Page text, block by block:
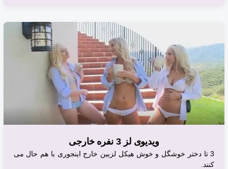
ویدیوی لز 3 نفره خارجی
3 تا دختر خوشگل و خوش هیکل لزبین خارج اینجوری با هم حال می
کنند.